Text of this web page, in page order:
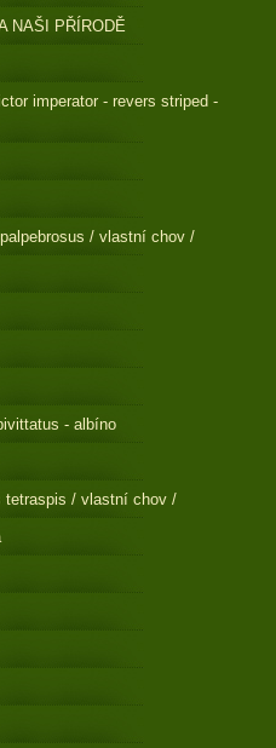
NAŠI PŘÍRODĚ
imperator - revers striped -
/ vlastní chov /
- albíno
tetraspis / vlastní chov /